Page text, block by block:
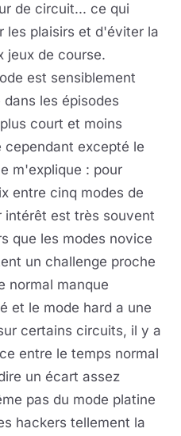
de circuit... ce qui
les plaisirs et d'éviter la
jeux de course.
est sensiblement
les épisodes
court et moins
cependant excepté le
m'explique : pour
entre cinq modes de
intérêt est très souvent
que les modes novice
un challenge proche
normal manque
et le mode hard a une
certains circuits, il y a
entre le temps normal
un écart assez
pas du mode platine
hackers tellement la